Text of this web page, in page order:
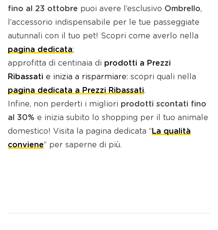
fino al 23 ottobre puoi avere l’esclusivo Ombrello,
l’accessorio indispensabile per le tue passeggiate
autunnali con il tuo pet! Scopri come averlo nella
pagina dedicata;
approfitta di centinaia di prodotti a Prezzi
Ribassati e inizia a risparmiare: scopri quali nella
pagina dedicata a Prezzi Ribassati.
Infine, non perderti i migliori prodotti scontati fino
al 30% e inizia subito lo shopping per il tuo animale
domestico! Visita la pagina dedicata “ La qualità
conviene” per saperne di più.